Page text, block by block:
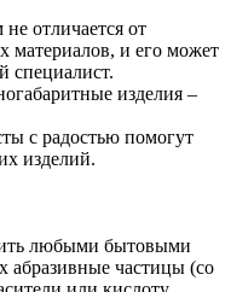
отличается от
материалов, и его может
специалист.
изделия –
с радостью помогут
изделий.
любыми бытовыми
абразивные частицы (со